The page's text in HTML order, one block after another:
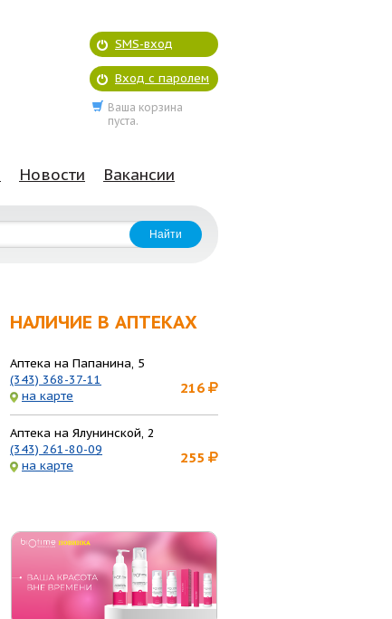
SMS-вход
Вход с паролем
Ваша корзина
пуста.
Новости Вакансии
НАЛИЧИЕ В АПТЕКАХ
Аптека на Папанина, 5
(343) 368-37-11
на карте
216
Аптека на Ялунинской, 2
(343) 261-80-09
на карте
255